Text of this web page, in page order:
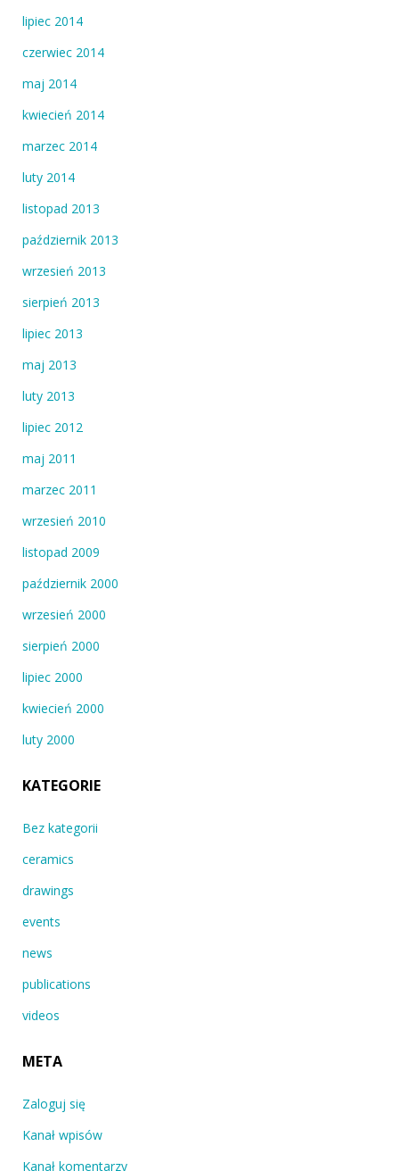
lipiec 2014
czerwiec 2014
maj 2014
kwiecień 2014
marzec 2014
luty 2014
listopad 2013
październik 2013
wrzesień 2013
sierpień 2013
lipiec 2013
maj 2013
luty 2013
lipiec 2012
maj 2011
marzec 2011
wrzesień 2010
listopad 2009
październik 2000
wrzesień 2000
sierpień 2000
lipiec 2000
kwiecień 2000
luty 2000
KATEGORIE
Bez kategorii
ceramics
drawings
events
news
publications
videos
META
Zaloguj się
Kanał wpisów
Kanał komentarzy